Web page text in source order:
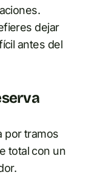
dejar
antes del
por tramos
total con un